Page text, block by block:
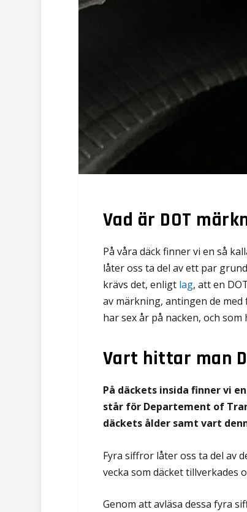
Vad är DOT
På våra däck finner vi en så
låter oss ta del av ett par
krävs det, enligt lag, att en
av märkning, antingen de
har sex år på nacken, och
Vart hittar man
På däckets insida finner vi
står för Departement of
däckets ålder samt vart
Fyra siffror låter oss ta del av
vecka som däcket tillverkades
Genom att avläsa dessa fyra